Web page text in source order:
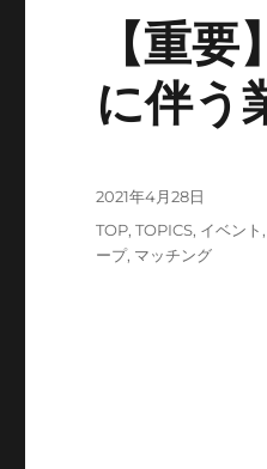
【重
に伴う
投
2021年4月28日
カ
テ
TOP,TOPICS, イベント ,
ープ, マッチング